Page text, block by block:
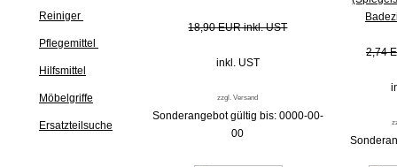
Reiniger
Pflegemittel
Hilfsmittel
Möbelgriffe
Ersatzteilsuche
18,90 EUR inkl. UST
inkl. UST
zzgl. Versand
Sonderangebot gültig bis: 0000-00-
00
2,74